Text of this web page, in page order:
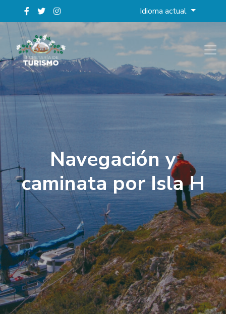
Idioma actual
Navegación y
caminata por Isla H